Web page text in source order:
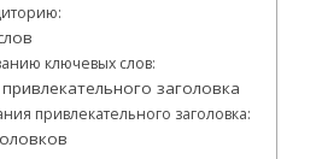
ключевых слов:
заголовка
привлекательного заголовка: